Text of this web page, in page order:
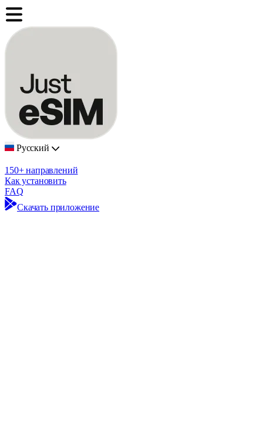
Русский
150+ направлений
Как установить
FAQ
Скачать приложение